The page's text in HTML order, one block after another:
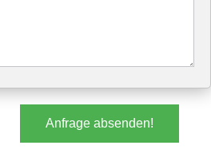
Anfrage absenden!